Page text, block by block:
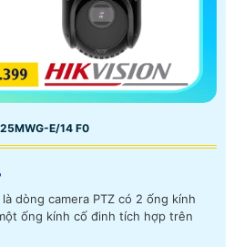
E/14 F0
dòng camera PTZ có 2 ống kính
ống kính cố đinh tích hợp trên